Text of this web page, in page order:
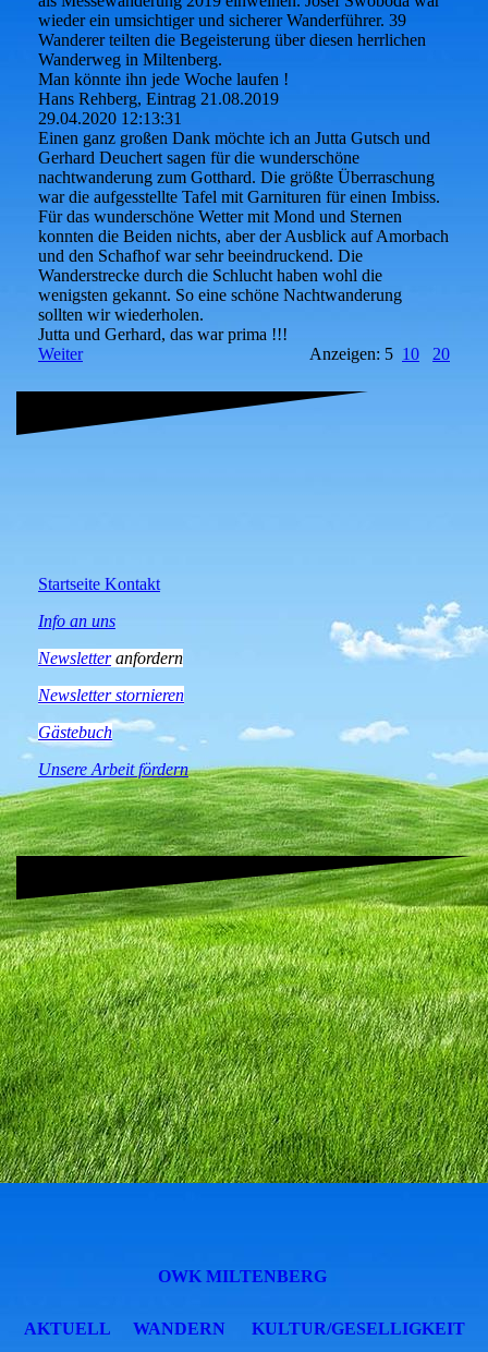
wieder ein umsichtiger und sicherer Wanderführer. 39
Wanderer teilten die Begeisterung über diesen herrlichen
Wanderweg in Miltenberg.
Man könnte ihn jede Woche laufen !
Hans Rehberg, Eintrag 21.08.2019
29.04.2020 12:13:31
Einen ganz großen Dank möchte ich an Jutta Gutsch und
Gerhard Deuchert sagen für die wunderschöne
nachtwanderung zum Gotthard. Die größte Überraschung
war die aufgesstellte Tafel mit Garnituren für einen Imbiss.
Für das wunderschöne Wetter mit Mond und Sternen
konnten die Beiden nichts, aber der Ausblick auf Amorbach
und den Schafhof war sehr beeindruckend. Die
Wanderstrecke durch die Schlucht haben wohl die
wenigsten gekannt. So eine schöne Nachtwanderung
sollten wir wiederholen.
Jutta und Gerhard, das war prima !!!
Weiter
Anzeigen: 5 10 20
Startseite Kontakt
Info an uns
Newsletteranfordern
Newsletter stornieren
Gästebuch
Unsere Arbeit fördern
OWK MILTENBERG
AKTUELL WANDERN KULTUR/GESELLIGKEIT